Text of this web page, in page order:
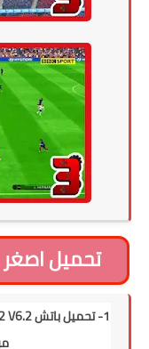
تحميل اصغر باتش